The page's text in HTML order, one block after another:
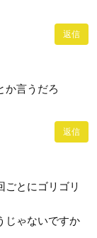
返信
か言うだろ
返信
ごとにゴリゴリ
じゃないですか